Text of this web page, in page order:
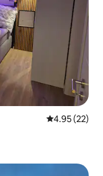
從 22 則評價
4.95 (22)